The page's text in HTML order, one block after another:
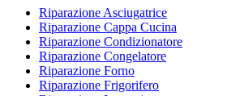
Riparazione Asciugatrice
Riparazione Cappa Cucina
Riparazione Condizionatore
Riparazione Congelatore
Riparazione Forno
Riparazione Frigorifero